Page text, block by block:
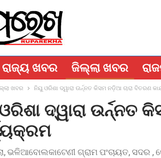
ରାଜ୍ୟ ଖବର ଜିଲ୍ଲା ଖବର
ଖବର ନିୟୁ ଓରିଶା ଦ୍ୱାରା ଉର୍ନ୍ନତ କିସମ ନଡ଼ିଆ ଚାରା ବିତରଣ
ଦ୍ୱାରା ଉର୍ନ୍ନତ
ଭଳିଆବୋଲକାଟେଣୀ ଗ୍ରାମ ପଂଚାୟତ, ସଦର ,